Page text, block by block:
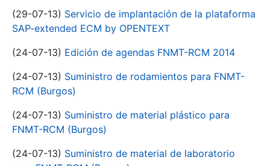
(29-07-13) Servicio de implantación de la plataforma
SAP-extended ECM by OPENTEXT
(24-07-13) Edición de agendas FNMT-RCM 2014
(24-07-13) Suministro de rodamientos para FNMT-
RCM (Burgos)
(24-07-13) Suministro de material plástico para
FNMT-RCM (Burgos)
(24-07-13) Suministro de material de laboratorio